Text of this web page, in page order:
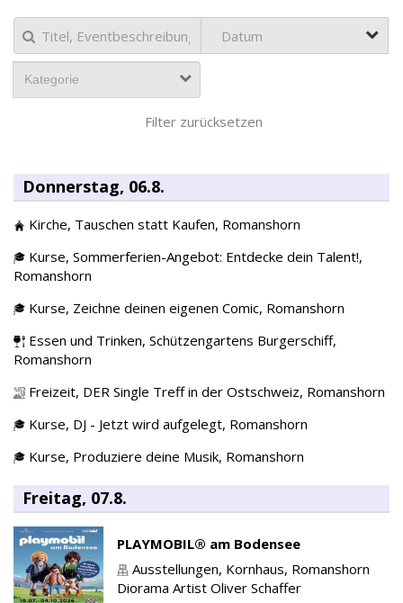
Kategorie
Filter zurücksetzen
Donnerstag, 06.8.
Kirche, Tauschen statt Kaufen, Romanshorn
Kurse, Sommerferien-Angebot: Entdecke dein Talent!,
Romanshorn
Kurse, Zeichne deinen eigenen Comic, Romanshorn
Essen und Trinken, Schützengartens Burgerschiff,
Romanshorn
Freizeit, DER Single Treff in der Ostschweiz, Romanshorn
Kurse, DJ - Jetzt wird aufgelegt, Romanshorn
Kurse, Produziere deine Musik, Romanshorn
Freitag, 07.8.
PLAYMOBIL® am Bodensee
Ausstellungen, Kornhaus, Romanshorn
Diorama Artist Oliver Schaffer